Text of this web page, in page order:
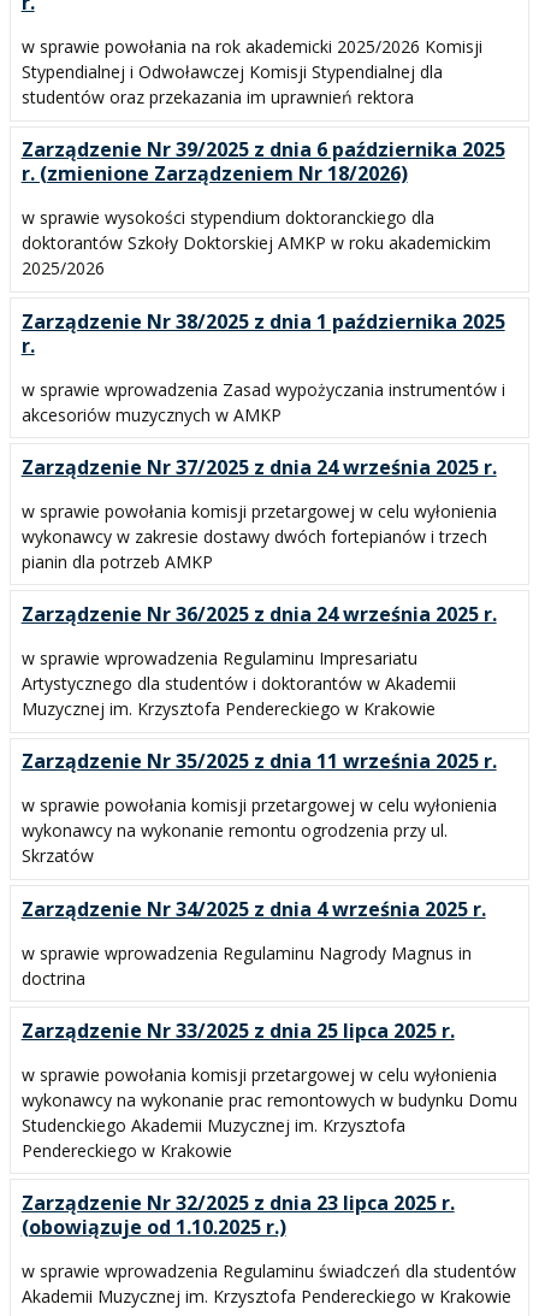
w sprawie powołania na rok akademicki 2025/2026 Komisji
Stypendialnej i Odwoławczej Komisji Stypendialnej dla
studentów oraz przekazania im uprawnień rektora
Zarządzenie Nr 39/2025 z dnia 6 października 2025
r. (zmienione Zarządzeniem Nr 18/2026)
w sprawie wysokości stypendium doktoranckiego dla
doktorantów Szkoły Doktorskiej AMKP w roku akademickim
2025/2026
Zarządzenie Nr 38/2025 z dnia 1 października 2025
r.
w sprawie wprowadzenia Zasad wypożyczania instrumentów i
akcesoriów muzycznych w AMKP
Zarządzenie Nr 37/2025 z dnia 24 września 2025 r.
w sprawie powołania komisji przetargowej w celu wyłonienia
wykonawcy w zakresie dostawy dwóch fortepianów i trzech
pianin dla potrzeb AMKP
Zarządzenie Nr 36/2025 z dnia 24 września 2025 r.
w sprawie wprowadzenia Regulaminu Impresariatu
Artystycznego dla studentów i doktorantów w Akademii
Muzycznej im. Krzysztofa Pendereckiego w Krakowie
Zarządzenie Nr 35/2025 z dnia 11 września 2025 r.
w sprawie powołania komisji przetargowej w celu wyłonienia
wykonawcy na wykonanie remontu ogrodzenia przy ul.
Skrzatów
Zarządzenie Nr 34/2025 z dnia 4 września 2025 r.
w sprawie wprowadzenia Regulaminu Nagrody Magnus in
doctrina
Zarządzenie Nr 33/2025 z dnia 25 lipca 2025 r.
w sprawie powołania komisji przetargowej w celu wyłonienia
wykonawcy na wykonanie prac remontowych w budynku Domu
Studenckiego Akademii Muzycznej im. Krzysztofa
Pendereckiego w Krakowie
Zarządzenie Nr 32/2025 z dnia 23 lipca 2025 r.
(obowiązuje od 1.10.2025 r.)
w sprawie wprowadzenia Regulaminu świadczeń dla studentów
Akademii Muzycznej im. Krzysztofa Pendereckiego w Krakowie